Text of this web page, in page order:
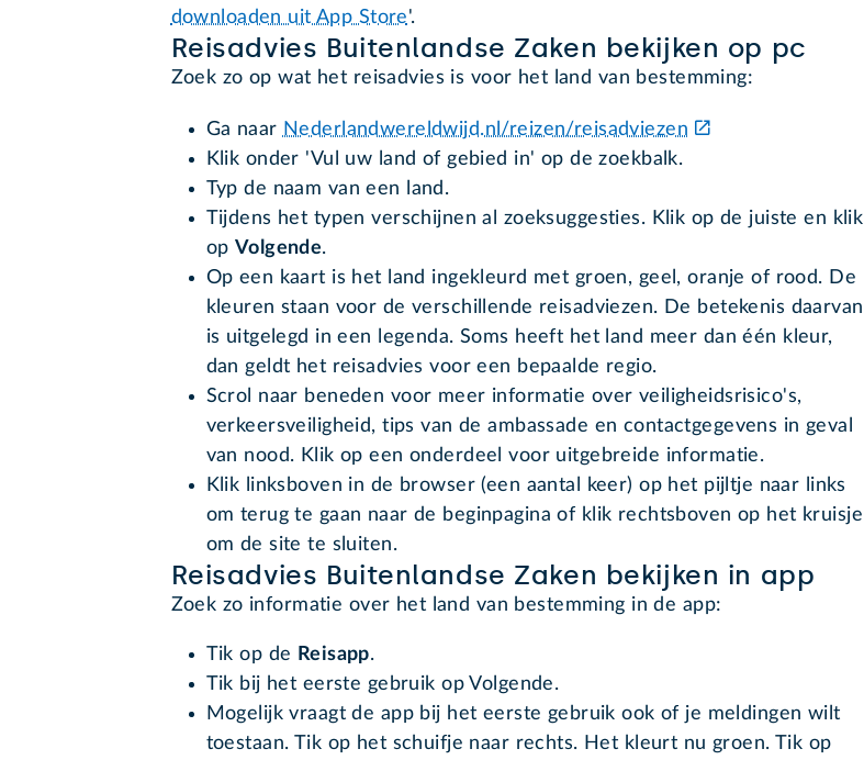
downloaden uit App Store'.
Reisadvies Buitenlandse Zaken bekijken op pc
Zoek zo op wat het reisadvies is voor het land van bestemming:
Ga naar Nederlandwereldwijd.nl/reizen/reisadviezen
Klik onder 'Vul uw land of gebied in' op de zoekbalk.
Typ de naam van een land.
Tijdens het typen verschijnen al zoeksuggesties. Klik op de juiste en klik
op Volgende.
Op een kaart is het land ingekleurd met groen, geel, oranje of rood. De
kleuren staan voor de verschillende reisadviezen. De betekenis daarvan
is uitgelegd in een legenda. Soms heeft het land meer dan één kleur,
dan geldt het reisadvies voor een bepaalde regio.
Scrol naar beneden voor meer informatie over veiligheidsrisico's,
verkeersveiligheid, tips van de ambassade en contactgegevens in geval
van nood. Klik op een onderdeel voor uitgebreide informatie.
Klik linksboven in de browser (een aantal keer) op het pijltje naar links
om terug te gaan naar de beginpagina of klik rechtsboven op het kruisje
om de site te sluiten.
Reisadvies Buitenlandse Zaken bekijken in app
Zoek zo informatie over het land van bestemming in de app:
Tik op de Reisapp.
Tik bij het eerste gebruik op Volgende.
Mogelijk vraagt de app bij het eerste gebruik ook of je meldingen wilt
toestaan. Tik op het schuifje naar rechts. Het kleurt nu groen. Tik op